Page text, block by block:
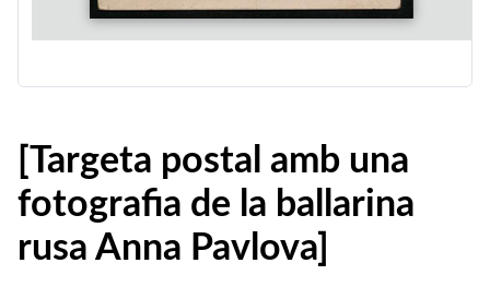
[Targeta postal amb una
fotografia de la ballarina
rusa Anna Pavlova]